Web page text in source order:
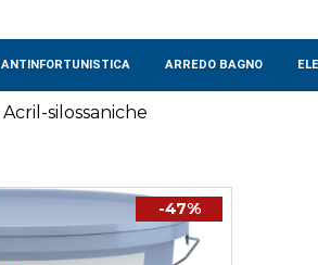
ANTINFORTUNISTICA ARREDO BAGNO
Acril-silossaniche
-47%